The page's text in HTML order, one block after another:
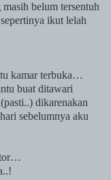
belum tersentuh
ikut lelah
kamar terbuka…
buat ditawari
dikarenakan
sebelumnya aku